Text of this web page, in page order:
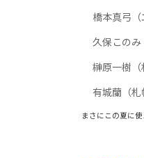
橋本真弓（
久保このみ
榊原一樹（
有城蘭（札
まさにこの夏に